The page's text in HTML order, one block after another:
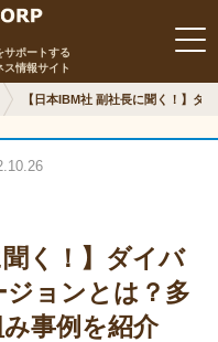
サポートする
ス情報サイト
【日本IBM社 副社長に聞く！】ダ
聞く！】ダイバ
ョンとは？多
事例を紹介